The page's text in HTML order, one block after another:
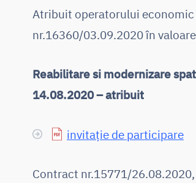
Atribuit operatorului economic
nr.16360/03.09.2020 în
Reabilitare si modernizare
14.08.2020 – atribuit
invitație de participare
Contract nr.15771/